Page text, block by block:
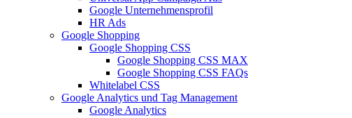
Google Unternehmensprofil
HR Ads
Google Shopping
Google Shopping CSS
Google Shopping CSS MAX
Google Shopping CSS FAQs
Whitelabel CSS
Google Analytics und Tag Management
Google Analytics